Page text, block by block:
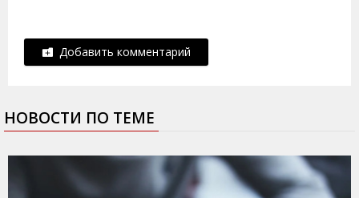
Добавить комментарий
НОВОСТИ ПО ТЕМЕ